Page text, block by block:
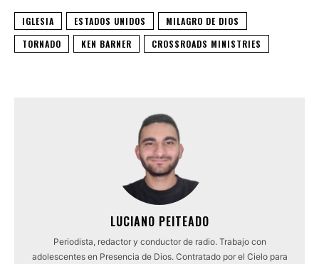
IGLESIA ESTADOS UNIDOS
MILAGRO DE DIOS
TORNADO
KEN BARNER CROSSROADS MINISTRIES
LUCIANO PEITEADO
Periodista, redactor y conductor de radio. Trabajo con
adolescentes en Presencia de Dios. Contratado por el Cielo para